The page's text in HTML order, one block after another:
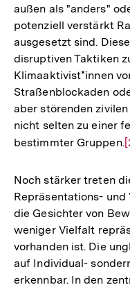
außen als "anders"
potenziell verstärkt
ausgesetzt sind.
disruptiven Taktiken
Klimaaktivist*innen
Straßenblockaden
aber störenden
nicht selten zu einer
bestimmter Gruppen.
Noch stärker treten
Repräsentations- und
die Gesichter von
weniger Vielfalt
vorhanden ist. Die
auf Individual-
erkennbar. In den